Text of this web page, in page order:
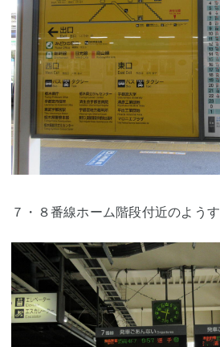
７・８番線ホーム階段付近のようす